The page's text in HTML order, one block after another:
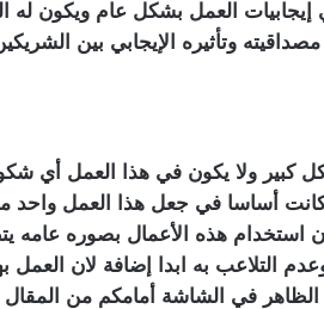
العمل بشكل عام ويكون له
وتأثيره الإيجابي بين
كبير ولا يكون في هذا العمل أي
كانت أساسا في جعل هذا العمل
استخدام هذه الأعمال بصوره عامه
التلاعب به ابدا إضافة لان العمل
الظاهر في الشاشة أمامكم من المقال